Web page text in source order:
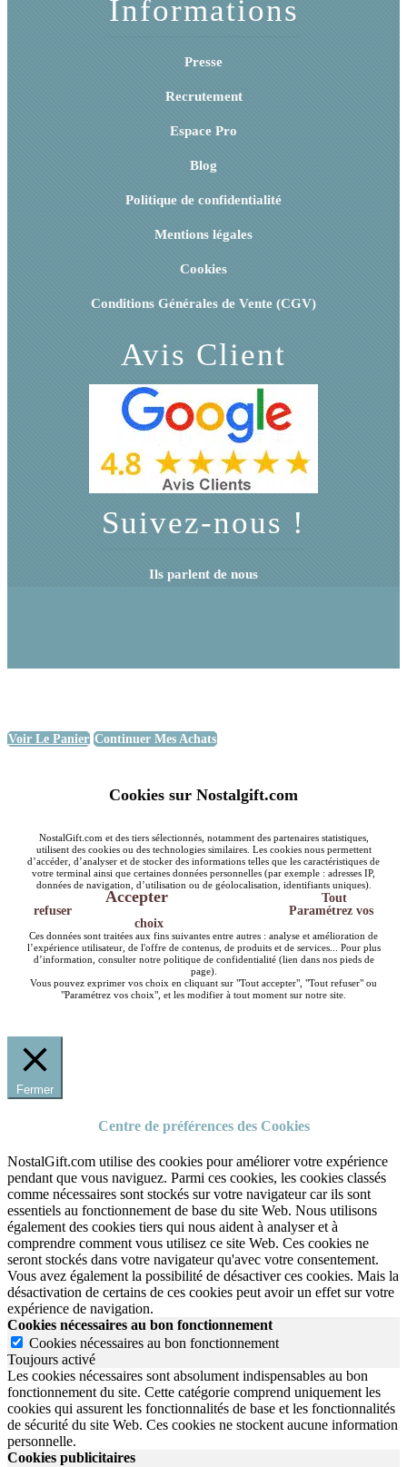
Informations
Presse
Recrutement
Espace Pro
Blog
Politique de confidentialité
Mentions légales
Cookies
Conditions Générales de Vente (CGV)
Avis Client
Suivez-nous !
Ils parlent de nous
Voir Le Panier Continuer Mes Achats
Cookies sur Nostalgift.com
NostalGift.com et des tiers sélectionnés, notamment des partenaires statistiques,
utilisent des cookies ou des technologies similaires. Les cookies nous permettent
d’accéder, d’analyser et de stocker des informations telles que les caractéristiques de
votre terminal ainsi que certaines données personnelles (par exemple : adresses IP,
données de navigation, d’utilisation ou de géolocalisation, identifiants uniques).
Accepter
Tout
refuser
Paramétrez vos
choix
Ces données sont traitées aux fins suivantes entre autres : analyse et amélioration de
l’expérience utilisateur, de l'offre de contenus, de produits et de services... Pour plus
d’information, consulter notre politique de confidentialité (lien dans nos pieds de
page).
Vous pouvez exprimer vos choix en cliquant sur "Tout accepter", "Tout refuser" ou
"Paramétrez vos choix", et les modifier à tout moment sur notre site.
Fermer
Centre de préférences des Cookies
NostalGift.com utilise des cookies pour améliorer votre expérience
pendant que vous naviguez. Parmi ces cookies, les cookies classés
comme nécessaires sont stockés sur votre navigateur car ils sont
essentiels au fonctionnement de base du site Web. Nous utilisons
également des cookies tiers qui nous aident à analyser et à
comprendre comment vous utilisez ce site Web. Ces cookies ne
seront stockés dans votre navigateur qu'avec votre consentement.
Vous avez également la possibilité de désactiver ces cookies. Mais la
désactivation de certains de ces cookies peut avoir un effet sur votre
expérience de navigation.
Cookies nécessaires au bon fonctionnement
Cookies nécessaires au bon fonctionnement
Toujours activé
Les cookies nécessaires sont absolument indispensables au bon
fonctionnement du site. Cette catégorie comprend uniquement les
cookies qui assurent les fonctionnalités de base et les fonctionnalités
de sécurité du site Web. Ces cookies ne stockent aucune information
personnelle.
Cookies publicitaires